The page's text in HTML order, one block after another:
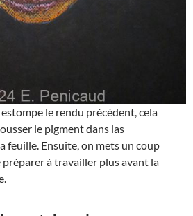
le rendu précédent, cela
le pigment dans las
feuille. Ensuite, on mets un coup
préparer à travailler plus avant la